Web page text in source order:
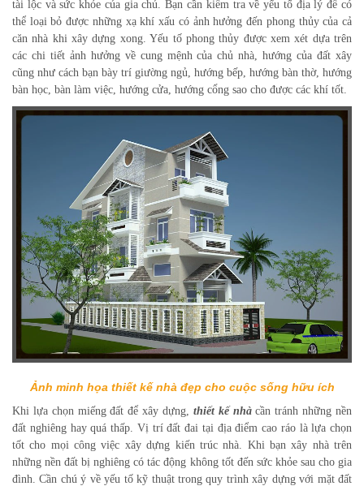
tài lộc và sức khỏe của gia chủ. Bạn cần kiểm tra về yếu tố địa lý để có
thể loại bỏ được những xạ khí xấu có ảnh hưởng đến phong thủy của cả
căn nhà khi xây dựng xong. Yếu tố phong thủy được xem xét dựa trên
các chi tiết ảnh hưởng về cung mệnh của chủ nhà, hướng của đất xây
cũng như cách bạn bày trí giường ngủ, hướng bếp, hướng bàn thờ, hướng
bàn học, bàn làm việc, hướng cửa, hướng cổng sao cho được các khí tốt.
Ảnh minh họa thiết kế nhà đẹp cho cuộc sống hữu ích
Khi lựa chọn miếng đất để xây dựng, thiết kế nhàcần tránh những nền
đất nghiêng hay quá thấp. Vị trí đất đai tại địa điểm cao ráo là lựa chọn
tốt cho mọi công việc xây dựng kiến trúc nhà. Khi bạn xây nhà trên
những nền đất bị nghiêng có tác động không tốt đến sức khỏe sau cho gia
đình. Cần chú ý về yếu tố kỹ thuật trong quy trình xây dựng với mặt đất